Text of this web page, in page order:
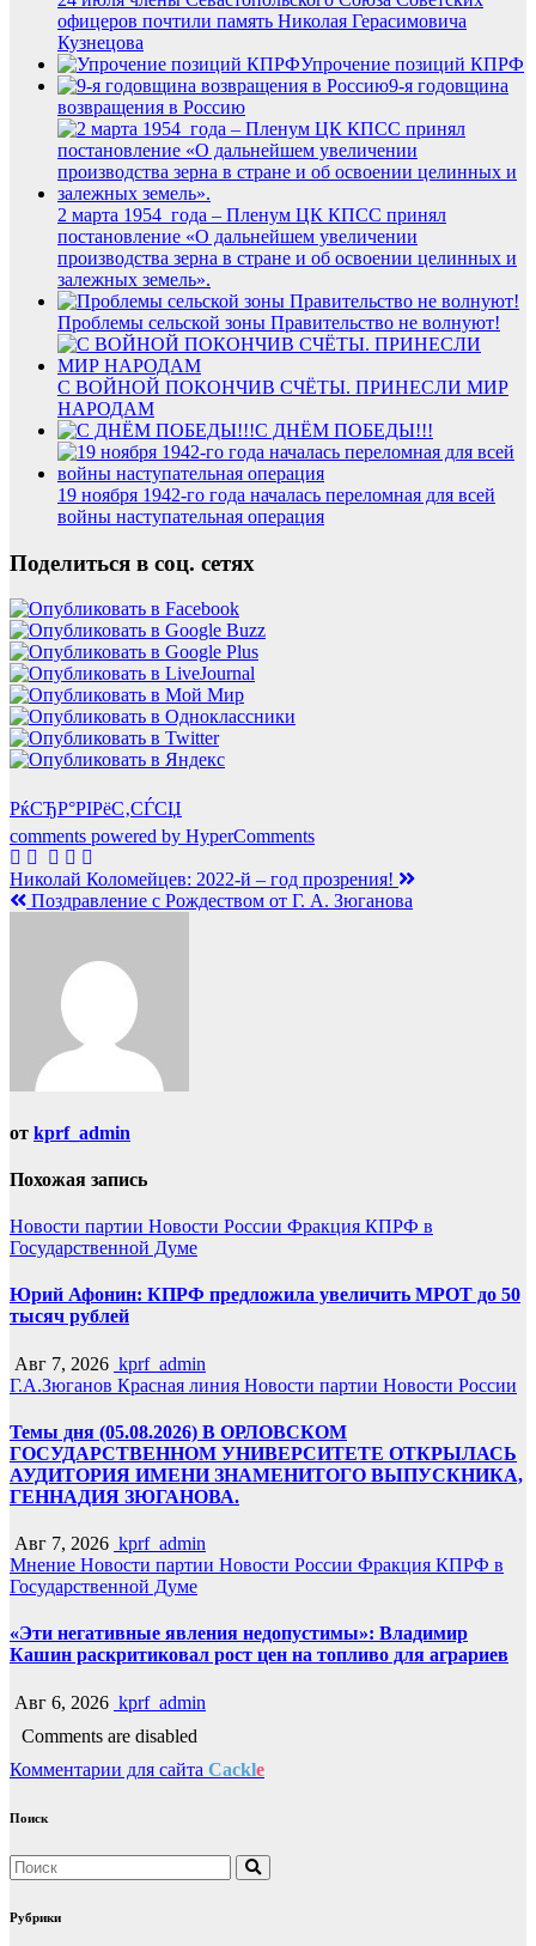
офицеров почтили память Николая Герасимовича
Кузнецова
Упрочение позиций КПРФ
9-я годовщина
возвращения в Россию
2 марта 1954 года – Пленум ЦК КПСС принял
постановление «О дальнейшем увеличении
производства зерна в стране и об освоении целинных и
залежных земель».
Проблемы сельской зоны Правительство не волнуют!
С ВОЙНОЙ ПОКОНЧИВ СЧЁТЫ. ПРИНЕСЛИ МИР
НАРОДАМ
С ДНЁМ ПОБЕДЫ!!!
19 ноября 1942-го года началась переломная для всей
войны наступательная операция
Поделиться в соц. сетях
РќСЂР°РІРёС‚СЃСЏ
comments powered by HyperComments
Навигация
по
Николай Коломейцев: 2022-й – год прозрения!
Поздравление с Рождеством от Г. А. Зюганова
от kprf_admin
Похожая запись
Новости партии Новости России Фракция КПРФ в
Государственной Думе
Юрий Афонин: КПРФ предложила увеличить МРОТ до 50
тысяч рублей
Авг 7, 2026 kprf_admin
Г.А.Зюганов Красная линия Новости партии Новости России
Темы дня (05.08.2026) В ОРЛОВСКОМ
ГОСУДАРСТВЕННОМ УНИВЕРСИТЕТЕ ОТКРЫЛАСЬ
АУДИТОРИЯ ИМЕНИ ЗНАМЕНИТОГО ВЫПУСКНИКА,
ГЕННАДИЯ ЗЮГАНОВА.
Авг 7, 2026 kprf_admin
Мнение Новости партии Новости России Фракция КПРФ в
Государственной Думе
«Эти негативные явления недопустимы»: Владимир
Кашин раскритиковал рост цен на топливо для аграриев
Авг 6, 2026 kprf_admin
Comments are disabled
Комментарии для сайта Cackle
Поиск
Рубрики